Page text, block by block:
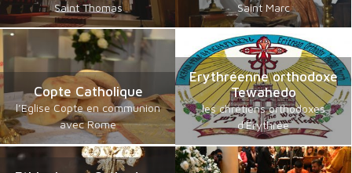
Saint Thomas
Saint Marc
Copte Catholique
l’Eglise Copte en communion
avec Rome
Erythréenne orthodoxe
Tewahedo
les chrétiens orthodoxes
d'Erythrée